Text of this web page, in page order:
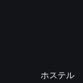
ホステル